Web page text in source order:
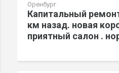
Оренбург
Капитальный
км назад. новая
приятный салон .